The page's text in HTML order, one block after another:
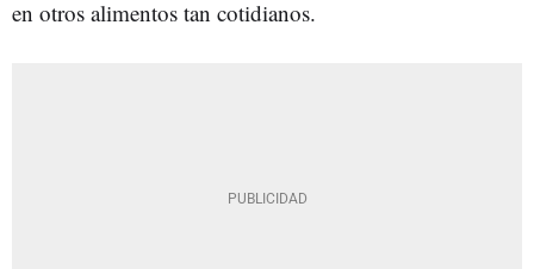
en otros alimentos tan cotidianos.